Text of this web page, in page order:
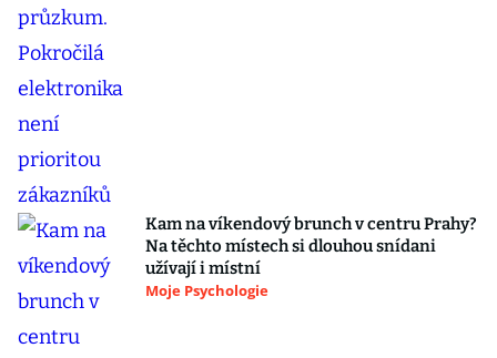
Kam na víkendový brunch v centru Prahy?
Na těchto místech si dlouhou snídani
užívají i místní
Moje Psychologie